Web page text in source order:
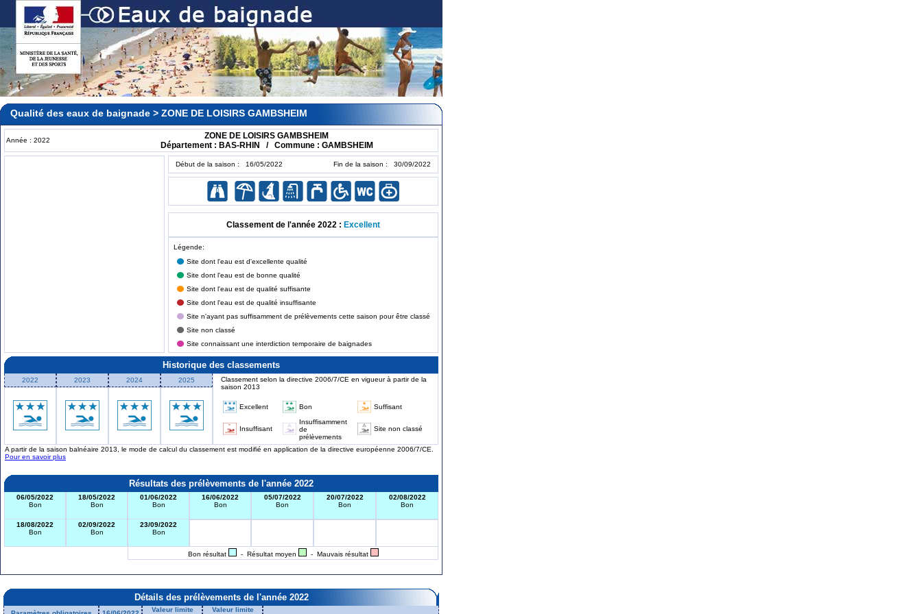
Qualité des eaux de baignade > ZONE DE LOISIRS GAMBSHEIM
Année : 2022
ZONE DE LOISIRS GAMBSHEIM
Département : BAS-RHIN / Commune : GAMBSHEIM
Début de la saison : 16/05/2022 Fin de la saison : 30/09/2022
Classement de l'année 2022 : Excellent
Légende:
Site dont l'eau est d'excellente qualité
Site dont l'eau est de bonne qualité
Site dont l'eau est de qualité suffisante
Site dont l'eau est de qualité insuffisante
Site n'ayant pas suffisamment de prélèvements cette saison pour être classé
Site non classé
Site connaissant une interdiction temporaire de baignades
Historique des classements
2022 2023 2024 2025
Classement selon la directive 2006/7/CE en vigueur à partir de la
saison 2013
Excellent Bon Suffisant
Insuffisant
Insuffisamment
de
prélèvements
Site non classé
A partir de la saison balnéaire 2013, le mode de calcul du classement est modifié en application de la directive européenne 2006/7/CE.
Pour en savoir plus
Résultats des prélèvements de l'année 2022
06/05/2022
Bon
18/05/2022
Bon
01/06/2022
Bon
16/06/2022
Bon
05/07/2022
Bon
20/07/2022
Bon
02/08/2022
Bon
18/08/2022
Bon
02/09/2022
Bon
23/09/2022
Bon
Bon résultat - Résultat moyen - Mauvais résultat
Détails des prélèvements de l'année 2022
Valeur limite
Valeur limite